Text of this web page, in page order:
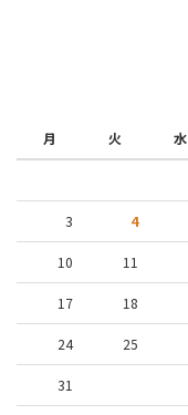
月 火 水
3 4
10 11
17 18
24 25
31